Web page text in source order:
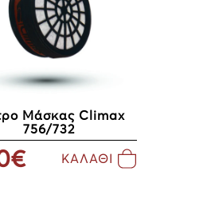
Μάσκας Climax
756/732
ΚΑΛΑΘΙ